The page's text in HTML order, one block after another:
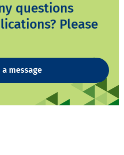
questions
Please
a message